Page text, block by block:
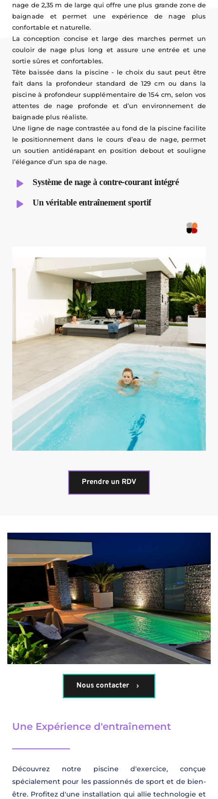
nage de 2,35 m de large qui offre une plus grande zone de
baignade et permet une expérience de nage plus
confortable et naturelle.
La conception concise et large des marches permet un
couloir de nage plus long et assure une entrée et une
sortie sûres et confortables.
Tête baissée dans la piscine - le choix du saut peut être
fait dans la profondeur standard de 129 cm ou dans la
piscine à profondeur supplémentaire de 154 cm, selon vos
attentes de nage profonde et d’un environnement de
baignade plus réaliste.
Une ligne de nage contrastée au fond de la piscine facilite
le positionnement dans le cours d’eau de nage, permet
un soutien antidérapant en position debout et souligne
l’élégance d’un spa de nage.
Système de nage à contre-courant intégré
Un véritable entraînement sportif
Prendre un RDV
Nous contacter
Une Expérience d'entraînement
Découvrez notre piscine d'exercice, conçue
spécialement pour les passionnés de sport et de bien-
être. Profitez d'une installation qui allie technologie et